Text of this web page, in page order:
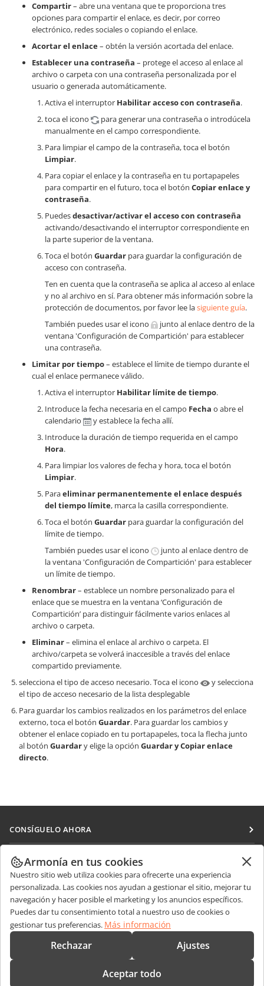
Compartir– abre una ventana que te proporciona tres
opciones para compartir el enlace, es decir, por correo
electrónico, redes sociales o copiando el enlace.
Acortar el enlace– obtén la versión acortada del enlace.
Establecer una contraseña – protege el acceso al enlace al
archivo o carpeta con una contraseña personalizada por el
usuario o generada automáticamente.
Activa el interruptor Habilitar acceso con contraseña.
toca el icono
para generar una contraseña o introdúcela
manualmente en el campo correspondiente.
Para limpiar el campo de la contraseña, toca el botón
Limpiar.
Para copiar el enlace y la contraseña en tu portapapeles
para compartir en el futuro, toca el botón Copiar enlace y
contraseña.
Puedesdesactivar/activar el acceso con contraseña
activando/desactivando el interruptor correspondiente en
la parte superior de la ventana.
Toca el botón Guardar para guardar la configuración de
acceso con contraseña.
Ten en cuenta que la contraseña se aplica al acceso al enlace
y no al archivo en sí. Para obtener más información sobre la
protección de documentos, por favor lee lasiguiente guía.
También puedes usar el icono
junto al enlace dentro de la
ventana 'Configuración de Compartición' para establecer
una contraseña.
Limitar por tiempo– establece el límite de tiempo durante el
cual el enlace permanece válido.
Activa el interruptor Habilitar límite de tiempo.
Introduce la fecha necesaria en el campo Fecha o abre el
calendario
y establece la fecha allí.
Introduce la duración de tiempo requerida en el campo
Hora.
Para limpiar los valores de fecha y hora, toca el botón
Limpiar.
Paraeliminar permanentemente el enlace después
del tiempo límite, marca la casilla correspondiente.
Toca el botón Guardar para guardar la configuración del
límite de tiempo.
También puedes usar el icono
junto al enlace dentro de
la ventana 'Configuración de Compartición' para establecer
un límite de tiempo.
Renombrar– establece un nombre personalizado para el
enlace que se muestra en la ventana ‘Configuración de
Compartición’ para distinguir fácilmente varios enlaces al
archivo o carpeta.
Eliminar– elimina el enlace al archivo o carpeta. El
archivo/carpeta se volverá inaccesible a través del enlace
compartido previamente.
selecciona el tipo de acceso necesario. Toca el icono
y selecciona
el tipo de acceso necesario de la lista desplegable
Para guardar los cambios realizados en los parámetros del enlace
externo, toca el botón Guardar. Para guardar los cambios y
obtener el enlace copiado en tu portapapeles, toca la flecha junto
al botón Guardary elige la opción Guardar y Copiar enlace
directo.
CONSÍGUELO AHORA
Docs
DocSpace
Workspace
Conectores
Aplicaciones de escritorio
Aplicaciones móviles
COLABORAR
Para colaboradores
Para traductores
Para influencers
Vacantes
RECIBIR NOTICIAS
Blog
OBTENER AYUDA
Foro
CONTÁCTENOS
Preguntas de ventas
sales@onlyoffice.com
partners@onlyoffice.com
Armonía en tus cookies
Nuestro sitio web utiliza cookies para ofrecerte una experiencia
personalizada. Las cookies nos ayudan a gestionar el sitio, mejorar tu
navegación y hacer posible el marketing y los anuncios específicos.
Puedes dar tu consentimiento total a nuestro uso de cookies o
gestionar tus preferencias. Más información
Rechazar Ajustes
Aceptar todo